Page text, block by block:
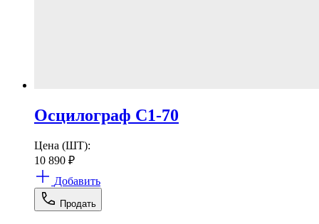
Осцилограф С1-70
Цена (ШТ):
10 890 ₽
Добавить
Продать